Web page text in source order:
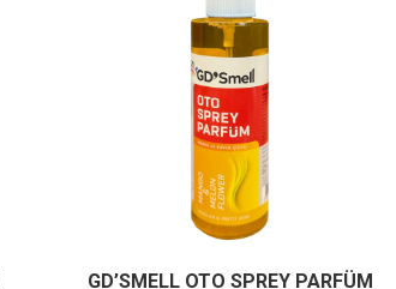
GD’SMELL OTO SPREY PARFÜM